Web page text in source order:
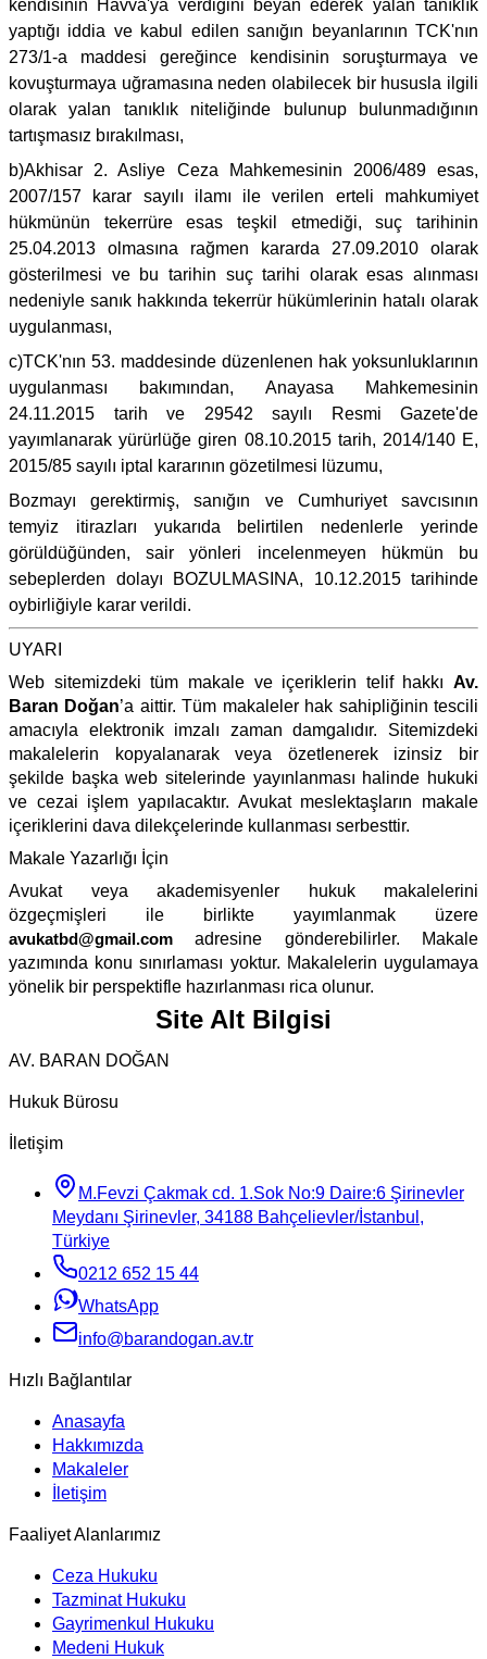
kendisinin Havva'ya verdiğini beyan ederek yalan tanıklık
yaptığı iddia ve kabul edilen sanığın beyanlarının TCK'nın
273/1-a maddesi gereğince kendisinin soruşturmaya ve
kovuşturmaya uğramasına neden olabilecek bir hususla ilgili
olarak yalan tanıklık niteliğinde bulunup bulunmadığının
tartışmasız bırakılması,
b)Akhisar 2. Asliye Ceza Mahkemesinin 2006/489 esas,
2007/157 karar sayılı ilamı ile verilen erteli mahkumiyet
hükmünün tekerrüre esas teşkil etmediği, suç tarihinin
25.04.2013 olmasına rağmen kararda 27.09.2010 olarak
gösterilmesi ve bu tarihin suç tarihi olarak esas alınması
nedeniyle sanık hakkında tekerrür hükümlerinin hatalı olarak
uygulanması,
c)TCK'nın 53. maddesinde düzenlenen hak yoksunluklarının
uygulanması bakımından, Anayasa Mahkemesinin
24.11.2015 tarih ve 29542 sayılı Resmi Gazete'de
yayımlanarak yürürlüğe giren 08.10.2015 tarih, 2014/140 E,
2015/85 sayılı iptal kararının gözetilmesi lüzumu,
Bozmayı gerektirmiş, sanığın ve Cumhuriyet savcısının
temyiz itirazları yukarıda belirtilen nedenlerle yerinde
görüldüğünden, sair yönleri incelenmeyen hükmün bu
sebeplerden dolayı BOZULMASINA, 10.12.2015 tarihinde
oybirliğiyle karar verildi.
UYARI
Web sitemizdeki tüm makale ve içeriklerin telif hakkı Av.
Baran Doğan’a aittir. Tüm makaleler hak sahipliğinin tescili
amacıyla elektronik imzalı zaman damgalıdır. Sitemizdeki
makalelerin kopyalanarak veya özetlenerek izinsiz bir
şekilde başka web sitelerinde yayınlanması halinde hukuki
ve cezai işlem yapılacaktır. Avukat meslektaşların makale
içeriklerini dava dilekçelerinde kullanması serbesttir.
Makale Yazarlığı İçin
Avukat veya akademisyenler hukuk makalelerini
özgeçmişleri ile birlikte yayımlanmak üzere
avukatbd@gmail.com adresine gönderebilirler. Makale
yazımında konu sınırlaması yoktur. Makalelerin uygulamaya
yönelik bir perspektifle hazırlanması rica olunur.
Site Alt Bilgisi
AV. BARAN DOĞAN
Hukuk Bürosu
İletişim
M.Fevzi Çakmak cd. 1.Sok No:9 Daire:6 Şirinevler
Meydanı Şirinevler, 34188 Bahçelievler/İstanbul,
Türkiye
0212 652 15 44
WhatsApp
info@barandogan.av.tr
Hızlı Bağlantılar
Anasayfa
Hakkımızda
Makaleler
İletişim
Faaliyet Alanlarımız
Ceza Hukuku
Tazminat Hukuku
Gayrimenkul Hukuku
Medeni Hukuk